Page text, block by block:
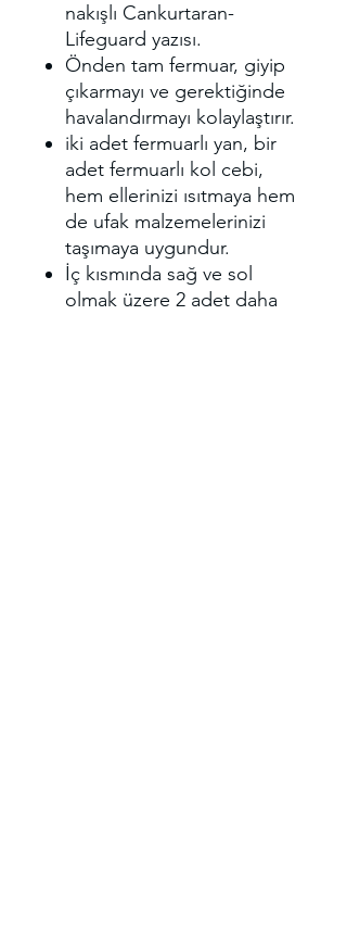
nakışlı Cankurtaran-
Lifeguard yazısı.
Önden tam fermuar, giyip
çıkarmayı ve gerektiğinde
havalandırmayı kolaylaştırır.
iki adet fermuarlı yan, bir
adet fermuarlı kol cebi,
hem ellerinizi ısıtmaya hem
de ufak malzemelerinizi
taşımaya uygundur.
İç kısmında sağ ve sol
olmak üzere 2 adet daha